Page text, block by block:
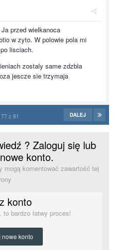
przed wielkanoca
w zyto. W polowie pola mi
lisciach.
zostaly same zdzbla
jescze sie trzymaja
DALEJ
z 81
? Zaloguj się lub
konto.
mogą komentować zawartość tej
konto
bardzo łatwy proces!
konto